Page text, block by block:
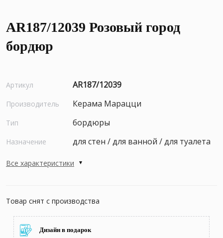
AR187/12039 Розовый город
бордюр
Артикул AR187/12039
Производитель Керама Марацци
Тип бордюры
Назначение для стен / для ванной / для туалета
Все характеристики
Товар снят с производства
Дизайн в подарок